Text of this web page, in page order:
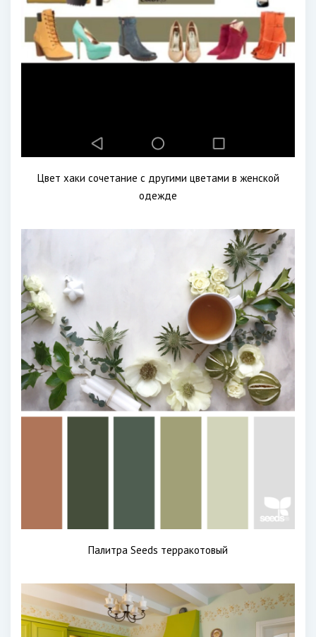
Цвет хаки сочетание с другими цветами в женской
одежде
Палитра Seeds терракотовый